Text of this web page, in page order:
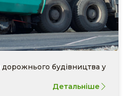
будівництва у
Детальніше